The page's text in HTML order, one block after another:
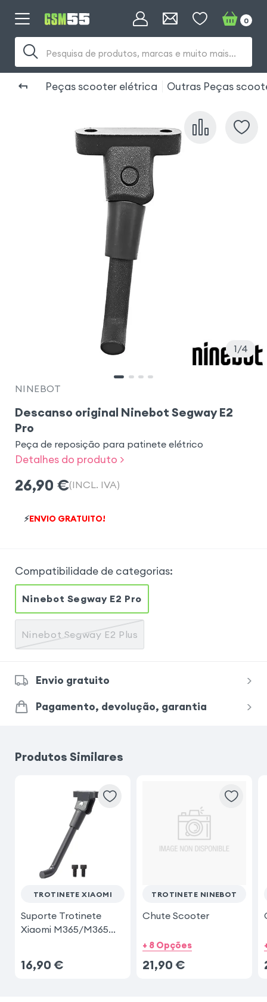
Pesquisa de produtos, marcas e muito mais...
0
Peças scooter elétrica Outras Peças
1 4
NINEBOT
Descanso original Ninebot Segway E2
Pro
Peça de reposição para patinete elétrico
Detalhes do produto >
26,90 €(INCL. IVA)
⚡ENVIO GRATUITO!
Compatibilidade de categorias:
Ninebot Segway E2 Pro
Ninebot Segway E2 Plus
Envio gratuito
Pagamento, devolução, garantia
Produtos Similares
TROTINETE XIAOMI
Suporte Trotinete
Xiaomi M365/M365
16,90 €
TROTINETE NINEBOT
Chute Scooter
+ 8 Opções
21,90 €